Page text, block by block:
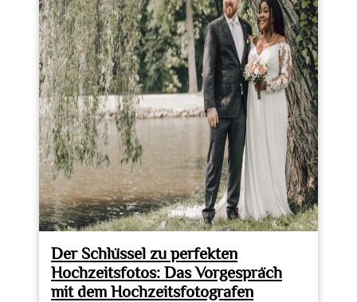
Der Schlüssel zu perfekten
Hochzeitsfotos: Das Vorgespräch
mit dem Hochzeitsfotografen